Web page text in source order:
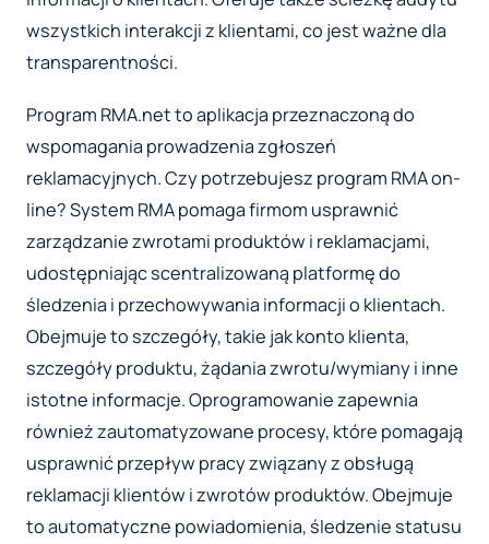
wszystkich interakcji z klientami, co jest ważne dla
transparentności.
Program RMA.net to aplikacja przeznaczoną do
wspomagania prowadzenia zgłoszeń
reklamacyjnych. Czy potrzebujesz program RMA on-
line? System RMA pomaga firmom usprawnić
zarządzanie zwrotami produktów i reklamacjami,
udostępniając scentralizowaną platformę do
śledzenia i przechowywania informacji o klientach.
Obejmuje to szczegóły, takie jak konto klienta,
szczegóły produktu, żądania zwrotu/wymiany i inne
istotne informacje. Oprogramowanie zapewnia
również zautomatyzowane procesy, które pomagają
usprawnić przepływ pracy związany z obsługą
reklamacji klientów i zwrotów produktów. Obejmuje
to automatyczne powiadomienia, śledzenie statusu